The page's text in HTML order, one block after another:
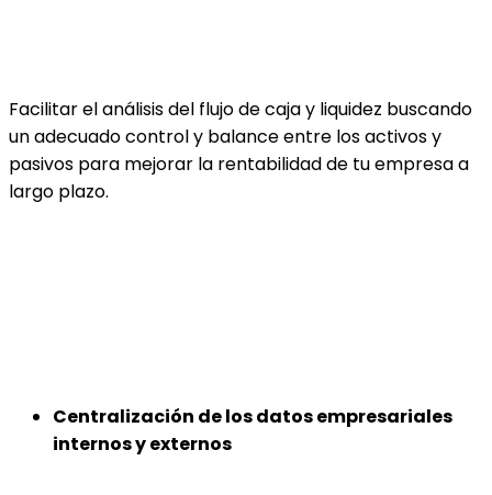
Facilitar el análisis del flujo de caja y liquidez buscando
un adecuado control y balance entre los activos y
pasivos para mejorar la rentabilidad de tu empresa a
largo plazo.
Centralización de los datos empresariales
internos y externos